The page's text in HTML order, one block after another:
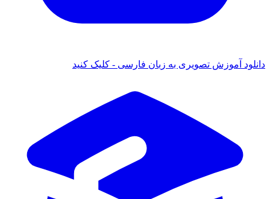
دانلود آموزش تصویری به زبان فارسی - کلیک کنید